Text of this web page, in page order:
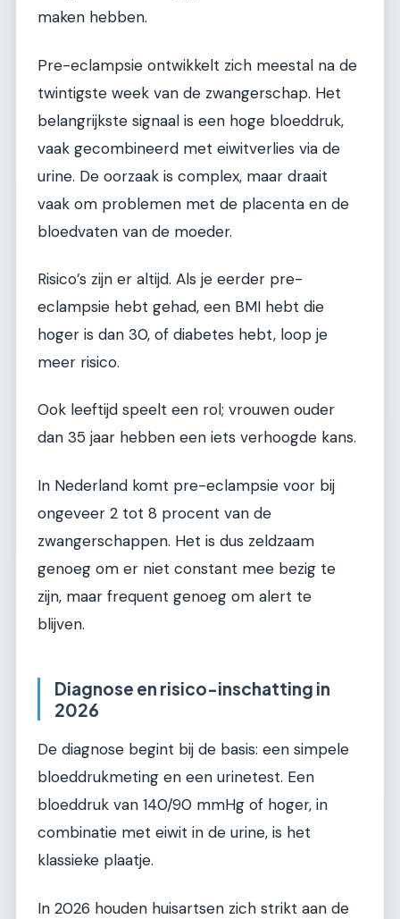
maken hebben.
Pre-eclampsie ontwikkelt zich meestal na de
twintigste week van de zwangerschap. Het
belangrijkste signaal is een hoge bloeddruk,
vaak gecombineerd met eiwitverlies via de
urine. De oorzaak is complex, maar draait
vaak om problemen met de placenta en de
bloedvaten van de moeder.
Risico’s zijn er altijd. Als je eerder pre-
eclampsie hebt gehad, een BMI hebt die
hoger is dan 30, of diabetes hebt, loop je
meer risico.
Ook leeftijd speelt een rol; vrouwen ouder
dan 35 jaar hebben een iets verhoogde kans.
In Nederland komt pre-eclampsie voor bij
ongeveer 2 tot 8 procent van de
zwangerschappen. Het is dus zeldzaam
genoeg om er niet constant mee bezig te
zijn, maar frequent genoeg om alert te
blijven.
Diagnose en risico-inschatting in
2026
De diagnose begint bij de basis: een simpele
bloeddrukmeting en een urinetest. Een
bloeddruk van 140/90 mmHg of hoger, in
combinatie met eiwit in de urine, is het
klassieke plaatje.
In 2026 houden huisartsen zich strikt aan de